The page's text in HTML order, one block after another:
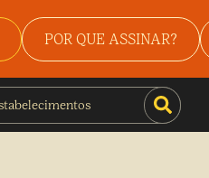
POR QUE ASSINAR?